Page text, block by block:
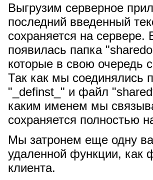
Выгрузим серверное
последний введенный
сохраняется на
появилась папка
которые в свою очередь
Так как мы соединялись
"_definst_" и файл
каким именем мы
сохраняется полностью
Мы затронем еще одну
удаленной функции, как
клиента.